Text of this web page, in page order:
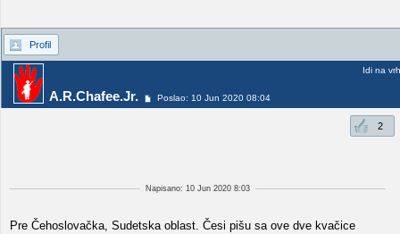
Profil
A.R.Chafee.Jr. Poslao: 10 Jun 2020 08:04
Idi na vrh
2
Napisano: 10 Jun 2020 8:03
Pre Čehoslovačka, Sudetska oblast. Česi pišu sa ove dve kvačice